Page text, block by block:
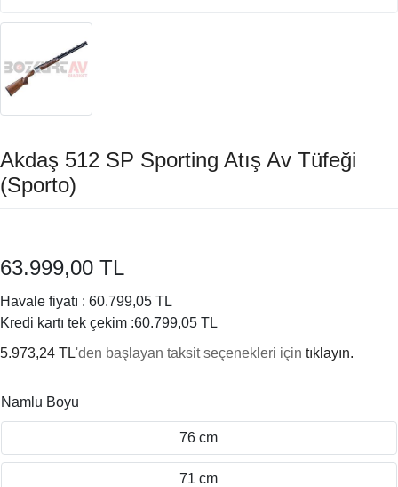
Akdaş 512 SP Sporting Atış Av Tüfeği
(Sporto)
63.999,00 TL
Havale fiyatı : 60.799,05 TL
Kredi kartı tek çekim :60.799,05 TL
5.973,24 TL'den başlayan taksit seçenekleri için tıklayın.
Namlu Boyu
76 cm
71 cm